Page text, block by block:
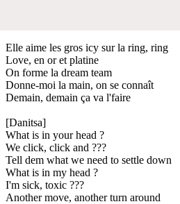
Elle aime les gros icy sur la ring, ring
Love, en or et platine
On forme la dream team
Donne-moi la main, on se connaît
Demain, demain ça va l'faire
[Danitsa]
What is in your head ?
We click, click and ???
Tell dem what we need to settle down
What is in my head ?
I'm sick, toxic ???
Another move, another turn around